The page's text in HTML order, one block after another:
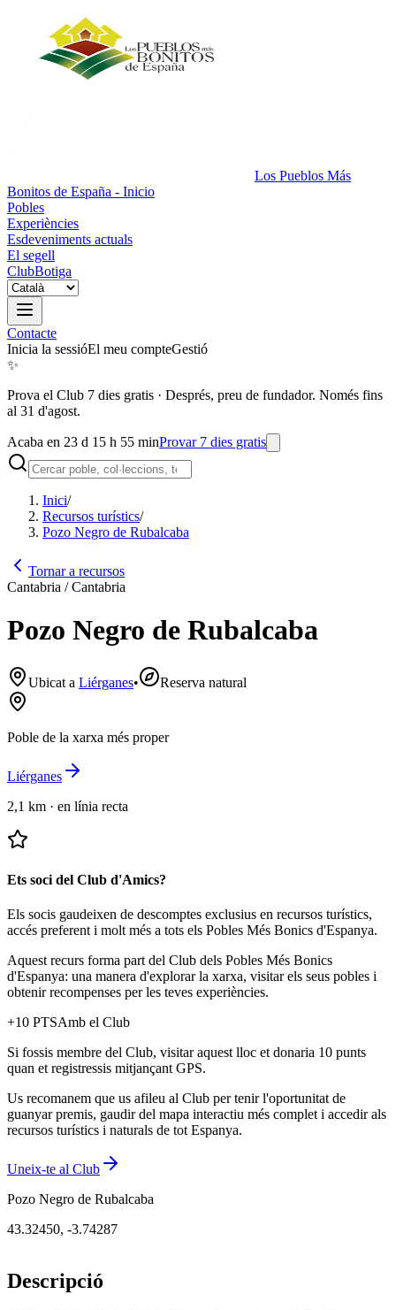
Los Pueblos Más
Bonitos de España - Inicio
Pobles
Experiències
Esdeveniments actuals
El segell
ClubBotiga
Contacte
Inicia la sessióEl meu compteGestió
✨
Prova el Club 7 dies gratis · Després, preu de fundador. Només fins
al 31 d'agost.
Acaba en 23 d 15 h 55 minProvar 7 dies gratis
Inici/
Recursos turístics/
Pozo Negro de Rubalcaba
Tornar a recursos
Cantabria / Cantabria
Pozo Negro de Rubalcaba
Ubicat a Liérganes• Reserva natural
Poble de la xarxa més proper
Liérganes
2,1 km · en línia recta
Ets soci del Club d'Amics?
Els socis gaudeixen de descomptes exclusius en recursos turístics,
accés preferent i molt més a tots els Pobles Més Bonics d'Espanya.
Aquest recurs forma part del Club dels Pobles Més Bonics
d'Espanya: una manera d'explorar la xarxa, visitar els seus pobles i
obtenir recompenses per les teves experiències.
+10 PTSAmb el Club
Si fossis membre del Club, visitar aquest lloc et donaria 10 punts
quan et registressis mitjançant GPS.
Us recomanem que us afileu al Club per tenir l'oportunitat de
guanyar premis, gaudir del mapa interactiu més complet i accedir als
recursos turístics i naturals de tot Espanya.
Uneix-te al Club
Pozo Negro de Rubalcaba
43.32450, -3.74287
Descripció